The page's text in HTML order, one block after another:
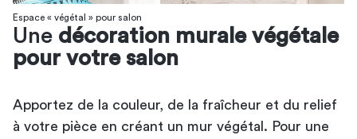
Espace « végétal » pour salon
Une décoration murale végétale
pour votre salon
Apportez de la couleur, de la fraîcheur et du relief
à votre pièce en créant un mur végétal. Pour une